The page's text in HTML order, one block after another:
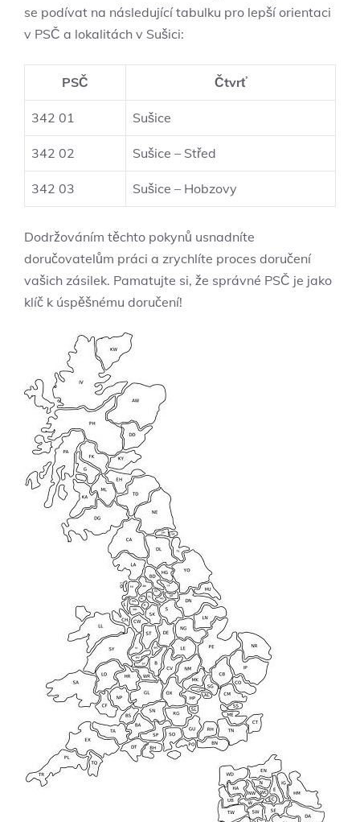
se podívat na následující tabulku pro lepší orientaci
v PSČ a lokalitách v Sušici:
PSČ Čtvrť
342 01 Sušice
342 02 Sušice – Střed
342 03 Sušice – Hobzovy
Dodržováním těchto pokynů usnadníte
doručovatelům práci a zrychlíte proces doručení
vašich zásilek. Pamatujte si, že správné PSČ je jako
klíč k úspěšnému doručení!